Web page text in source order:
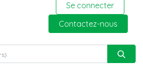
Se connecter
Contactez-nous